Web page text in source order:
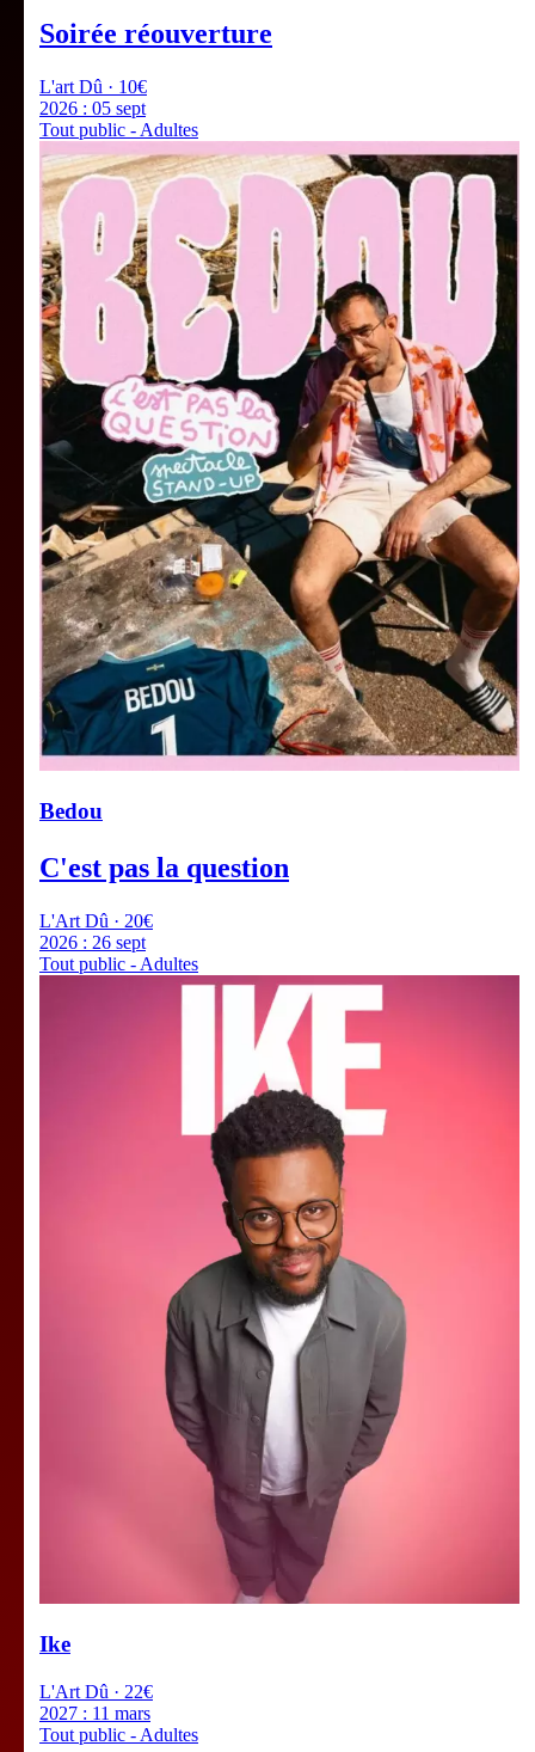
Soirée réouverture
L'art Dû · 10€
2026 : 05 sept
Tout public - Adultes
Bedou
C'est pas la question
L'Art Dû · 20€
2026 : 26 sept
Tout public - Adultes
Ike
L'Art Dû · 22€
2027 : 11 mars
Tout public - Adultes